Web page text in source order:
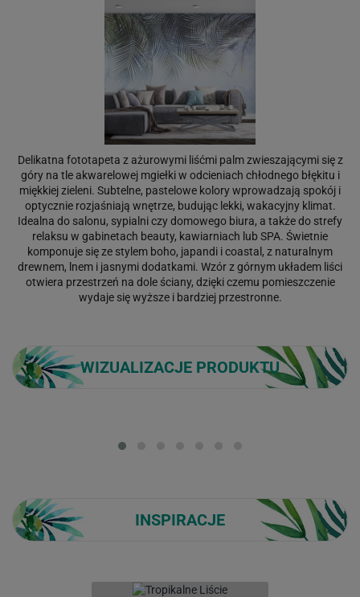
Delikatna fototapeta z ażurowymi liśćmi palm zwieszającymi się z
góry na tle akwarelowej mgiełki w odcieniach chłodnego błękitu i
miękkiej zieleni. Subtelne, pastelowe kolory wprowadzają spokój i
optycznie rozjaśniają wnętrze, budując lekki, wakacyjny klimat.
Idealna do salonu, sypialni czy domowego biura, a także do strefy
relaksu w gabinetach beauty, kawiarniach lub SPA. Świetnie
komponuje się ze stylem boho, japandi i coastal, z naturalnym
drewnem, lnem i jasnymi dodatkami. Wzór z górnym układem liści
otwiera przestrzeń na dole ściany, dzięki czemu pomieszczenie
wydaje się wyższe i bardziej przestronne.
WIZUALIZACJE PRODUKTU
INSPIRACJE